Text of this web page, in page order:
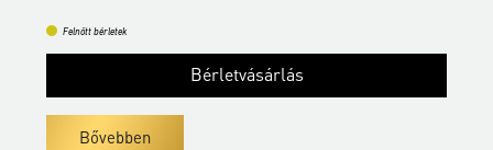
Felnőtt bérletek
Bérletvásárlás
Bővebben